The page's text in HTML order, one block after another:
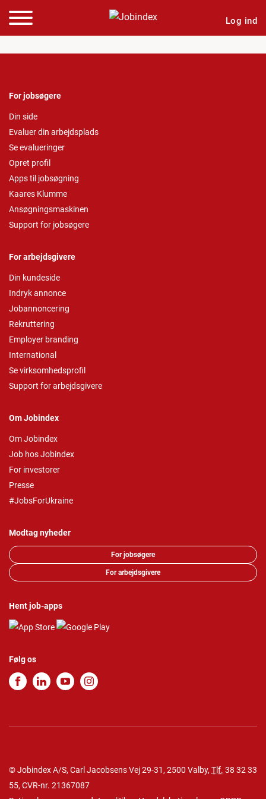
Log ind
For jobsøgere
Din side
Evaluer din arbejdsplads
Se evalueringer
Opret profil
Apps til jobsøgning
Kaares Klumme
Ansøgningsmaskinen
Support for jobsøgere
For arbejdsgivere
Din kundeside
Indryk annonce
Jobannoncering
Rekruttering
Employer branding
International
Se virksomhedsprofil
Support for arbejdsgivere
Om Jobindex
Om Jobindex
Job hos Jobindex
For investorer
Presse
#JobsForUkraine
Modtag nyheder
For jobsøgere
For arbejdsgivere
Hent job-apps
Følg os
© Jobindex A/S, Carl Jacobsens Vej 29-31, 2500 Valby, Tlf. 38 32 33
55, CVR-nr. 21367087